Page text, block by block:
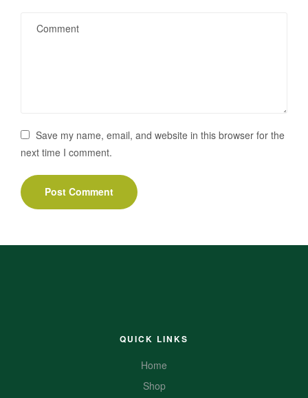
Save my name, email, and website in this browser for the
next time I comment.
QUICK LINKS
Home
Shop